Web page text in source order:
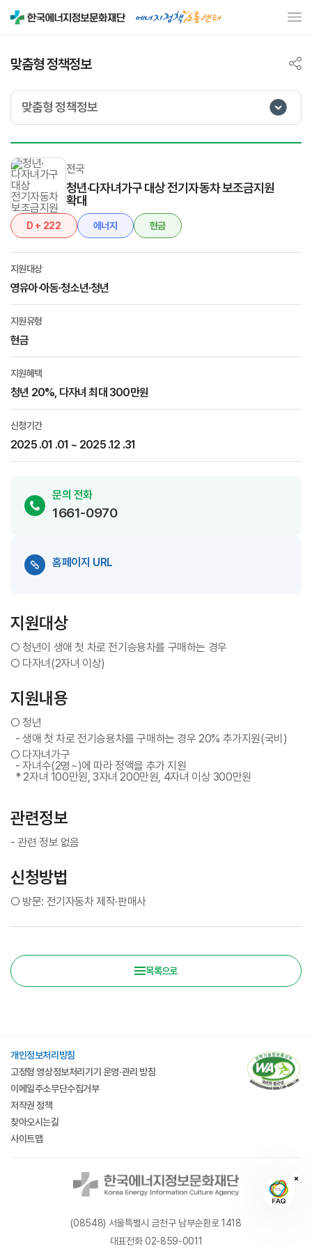
맞춤형 정책정보
맞춤형 정책정보
전국
청년·다자녀가구 대상 전기자동차 보조금지원
확대
D + 222 에너지 현금
지원대상
영유아·아동·청소년·청년
지원유형
현금
지원혜택
청년 20%, 다자녀 최대 300만원
신청기간
2025 .01 .01 ~ 2025 .12 .31
문의 전화
1661-0970
홈페이지 URL
지원대상
○ 청년이 생애 첫 차로 전기승용차를 구매하는 경우
○ 다자녀(2자녀 이상)
지원내용
○ 청년
- 생애 첫 차로 전기승용차를 구매하는 경우 20% 추가지원(국비)
○ 다자녀가구
- 자녀수(2명~)에 따라 정액을 추가 지원
* 2자녀 100만원, 3자녀 200만원, 4자녀 이상 300만원
관련정보
- 관련 정보 없음
신청방법
○ 방문: 전기자동차 제작·판매사
목록으로
개인정보처리방침
고정형 영상정보처리기기 운영·관리 방침
이메일주소무단수집거부
저작권 정책
찾아오시는길
사이트맵
(08548) 서울특별시 금천구 남부순환로 1418
대표전화 02-859-0011